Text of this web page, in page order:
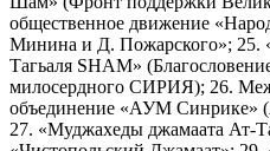
общественное движение
Минина и Д. Пожарского»; 25.
Тагьаля SHAM»
милосердного СИРИЯ); 26.
объединение «АУМ Синрике»
27. «Муджахеды джамаата Ат-